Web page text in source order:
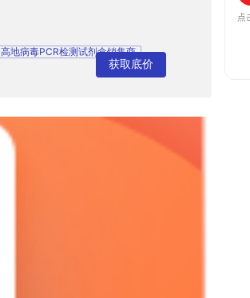
高地病毒PCR检测试剂盒销售商
获取底价